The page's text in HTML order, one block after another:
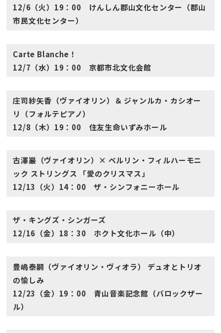
12/6（火）19：00 けんしん郡山文化センター（郡山
市民文化センター）
Carte Blanche！
12/7（水）19：00 京都市北文化会館
庄司紗矢香（ヴァイオリン）＆ ジャンルカ・カシオー
リ（フォルテピアノ）
12/8（木）19：00 住友生命いずみホール
古澤巖（ヴァイオリン）× ベルリン・フィルハーモニ
ック ストリングス 「愛のクリスマス」
12/13（火）14：00 ザ・シンフォニーホール
ザ・キングズ・シンガーズ
12/16（金）18：30 ホクト文化ホール（中）
豊嶋泰嗣（ヴァイオリン・ヴィオラ） デュオとトリオ
の愉しみ
12/23（金）19：00 青山音楽記念館（バロックザー
ル）